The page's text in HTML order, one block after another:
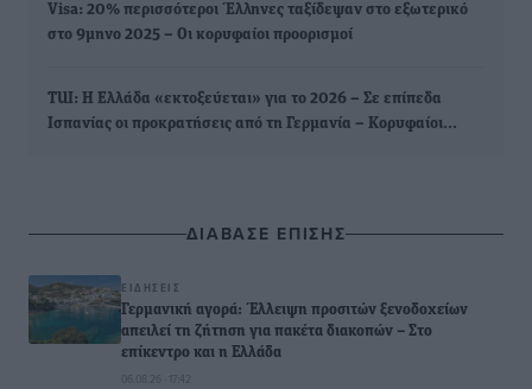
Visa: 20% περισσότεροι Έλληνες ταξίδεψαν στο εξωτερικό
στο 9μηνο 2025 – Οι κορυφαίοι προορισμοί
TUI: Η Ελλάδα «εκτοξεύεται» για το 2026 – Σε επίπεδα
Ισπανίας οι προκρατήσεις από τη Γερμανία – Κορυφαίοι…
ΔΙΑΒΑΣΕ ΕΠΙΣΗΣ
ΕΙΔΉΣΕΙΣ
Γερμανική αγορά: Έλλειψη προσιτών ξενοδοχείων
απειλεί τη ζήτηση για πακέτα διακοπών – Στο
επίκεντρο και η Ελλάδα
06.08.26 · 17:42